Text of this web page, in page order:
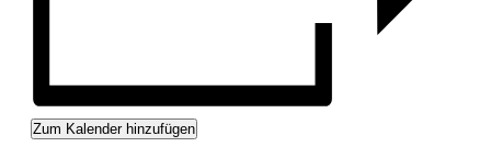
Zum Kalender hinzufügen